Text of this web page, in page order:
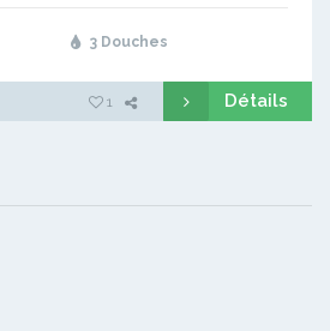
3 Douches
1 Détails